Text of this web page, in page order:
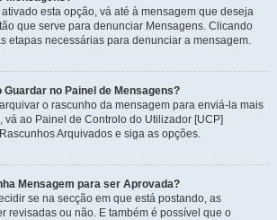
esta opção, vá até à mensagem que deseja
que serve para denunciar Mensagens. Clicando
etapas necessárias para denunciar a mensagem.
Guardar no Painel de Mensagens?
o rascunho da mensagem para enviá-la mais
vá ao Painel de Controlo do Utilizador [UCP]
Arquivados e siga as opções.
Mensagem para ser Aprovada?
se na secção em que está postando, as
revisadas ou não. E também é possível que o